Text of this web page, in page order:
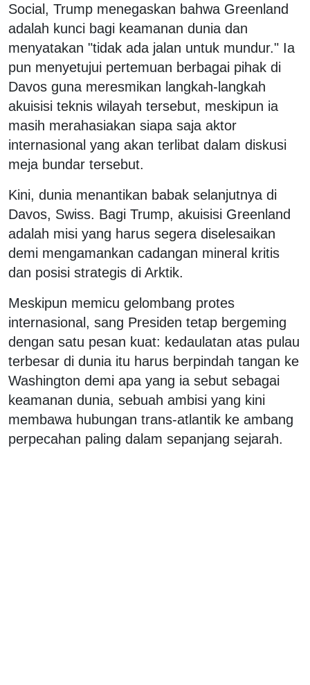
Social, Trump menegaskan bahwa Greenland
adalah kunci bagi keamanan dunia dan
menyatakan "tidak ada jalan untuk mundur." Ia
pun menyetujui pertemuan berbagai pihak di
Davos guna meresmikan langkah-langkah
akuisisi teknis wilayah tersebut, meskipun ia
masih merahasiakan siapa saja aktor
internasional yang akan terlibat dalam diskusi
meja bundar tersebut.
Kini, dunia menantikan babak selanjutnya di
Davos, Swiss. Bagi Trump, akuisisi Greenland
adalah misi yang harus segera diselesaikan
demi mengamankan cadangan mineral kritis
dan posisi strategis di Arktik.
Meskipun memicu gelombang protes
internasional, sang Presiden tetap bergeming
dengan satu pesan kuat: kedaulatan atas pulau
terbesar di dunia itu harus berpindah tangan ke
Washington demi apa yang ia sebut sebagai
keamanan dunia, sebuah ambisi yang kini
membawa hubungan trans-atlantik ke ambang
perpecahan paling dalam sepanjang sejarah.